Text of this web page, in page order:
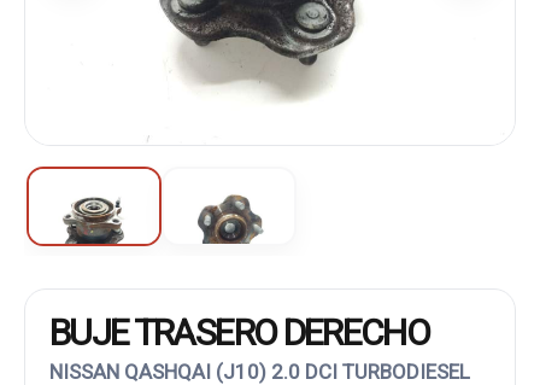
BUJE TRASERO DERECHO
NISSAN QASHQAI (J10) 2.0 DCI TURBODIESEL